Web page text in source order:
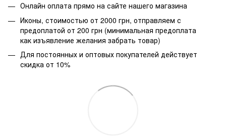
Онлайн оплата прямо на сайте нашего магазина
Иконы, стоимостью от 2000 грн, отправляем с
предоплатой от 200 грн (минимальная предоплата
как изъявление желания забрать товар)
Для постоянных и оптовых покупателей действует
скидка от 10%